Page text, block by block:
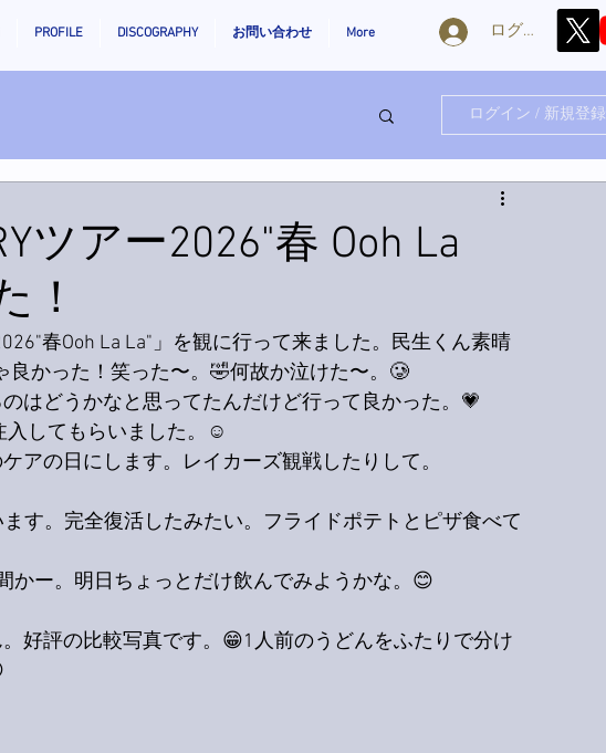
PROFILE DISCOGRAPHY お問い合わせ More ログイン
ログイン / 新規登録
ツアー2026"春 Ooh La
！
春Ooh La La"」を観に行って来ました。民生くん素晴
良かった！笑った〜。🤣何故か泣けた〜。🥲
はどうかなと思ってたんだけど行って良かった。💗
入してもらいました。☺️
アの日にします。レイカーズ観戦したりして。
す。完全復活したみたい。フライドポテトとピザ食べて
かー。明日ちょっとだけ飲んでみようかな。😊
好評の比較写真です。😁1人前のうどんをふたりで分け